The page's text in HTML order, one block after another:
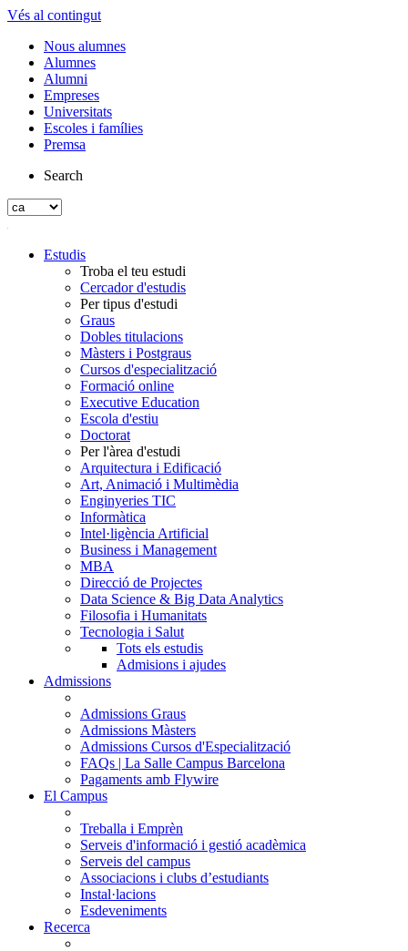
Vés al contingut
Nous alumnes
Alumnes
Alumni
Empreses
Universitats
Escoles i famílies
Premsa
Search
Estudis
Troba el teu estudi
Cercador d'estudis
Per tipus d'estudi
Graus
Dobles titulacions
Màsters i Postgraus
Cursos d'especialització
Formació online
Executive Education
Escola d'estiu
Doctorat
Per l'àrea d'estudi
Arquitectura i Edificació
Art, Animació i Multimèdia
Enginyeries TIC
Informàtica
Intel·ligència Artificial
Business i Management
MBA
Direcció de Projectes
Data Science & Big Data Analytics
Filosofia i Humanitats
Tecnologia i Salut
Tots els estudis
Admisions i ajudes
Admissions
Admissions Graus
Admissions Màsters
Admissions Cursos d'Especialització
FAQs | La Salle Campus Barcelona
Pagaments amb Flywire
El Campus
Treballa i Emprèn
Serveis d'informació i gestió acadèmica
Serveis del campus
Associacions i clubs d’estudiants
Instal·lacions
Esdeveniments
Recerca